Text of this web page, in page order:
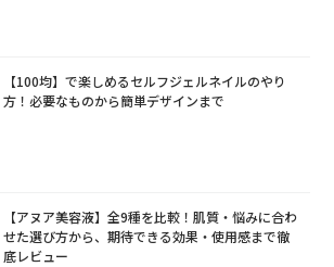
【100均】で楽しめるセルフジェルネイルのやり
方！必要なものから簡単デザインまで
【アヌア美容液】全9種を比較！肌質・悩みに合わ
せた選び方から、期待できる効果・使用感まで徹
底レビュー